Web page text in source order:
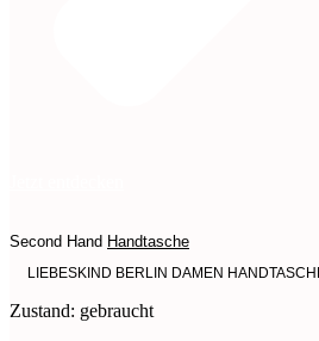
Second Hand Handtasche
LIEBESKIND BERLIN DAMEN
Zustand: gebraucht